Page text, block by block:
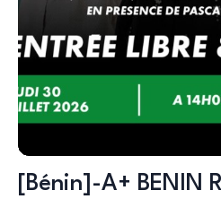
[Bénin]-A+ BENIN